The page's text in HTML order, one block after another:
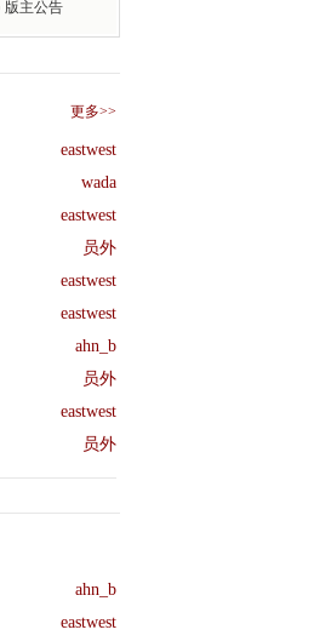
版主公告
更多>>
eastwest
wada
eastwest
员外
eastwest
eastwest
ahn_b
员外
eastwest
员外
ahn_b
eastwest